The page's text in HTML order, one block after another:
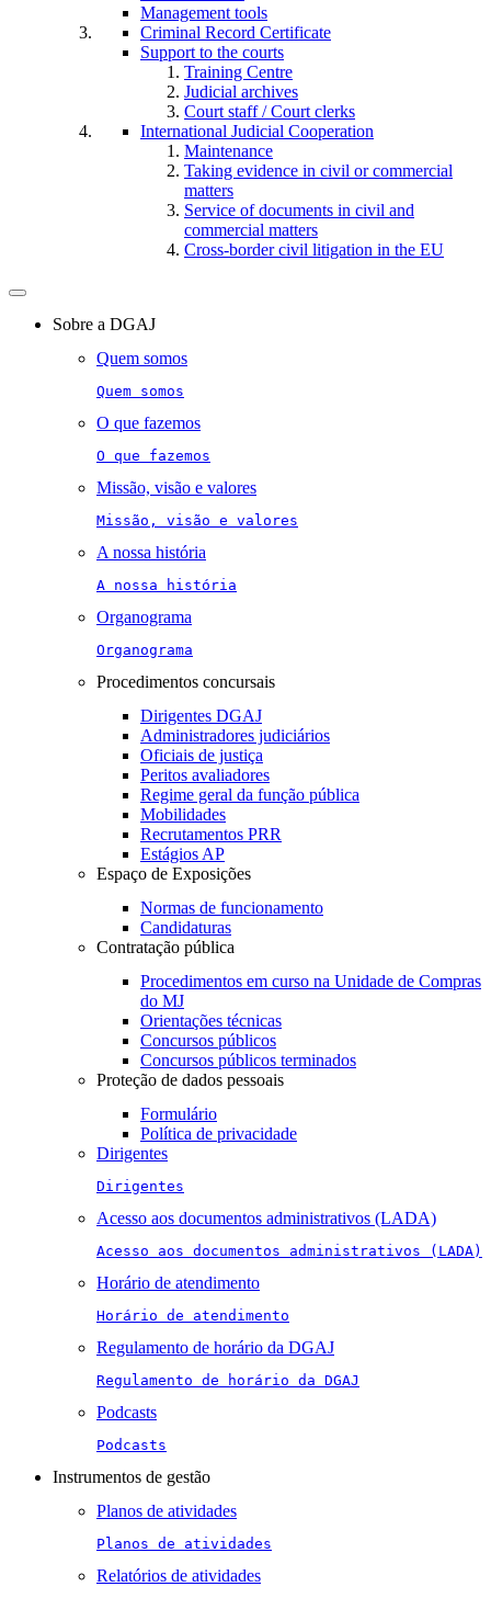
Management tools
Criminal Record Certificate
Support to the courts
Training Centre
Judicial archives
Court staff / Court clerks
International Judicial Cooperation
Maintenance
Taking evidence in civil or commercial
matters
Service of documents in civil and
commercial matters​​
Cross-border civil litigation in the EU
Toggle
navigationSobre a DGAJ
Quem somos
Quem somos
O que fazemos
O que fazemos
Missão, visão e valores
Missão, visão e valores
A nossa história
A nossa história
Organograma
Organograma
Procedimentos concursais
Dirigentes DGAJ
Administradores judiciários
Oficiais de justiça
Peritos avaliadores
Regime geral da função pública
Mobilidades
Recrutamentos PRR
Estágios AP
Espaço de Exposições
Normas de funcionamento
Candidaturas
Contratação pública
Procedimentos em curso na Unidade de Compras
do MJ
Orientações técnicas
Concursos públicos
Concursos públicos terminados
Proteção de dados pessoais
Formulário
Política de privacidade
Dirigentes
Dirigentes
Acesso aos documentos administrativos (LADA)
Acesso aos documentos administrativos (LADA)
Horário de atendimento
Horário de atendimento
Regulamento de horário da DGAJ
Regulamento de horário da DGAJ
Podcasts
Podcasts
Instrumentos de gestão
Planos de atividades
Planos de atividades
Relatórios de atividades